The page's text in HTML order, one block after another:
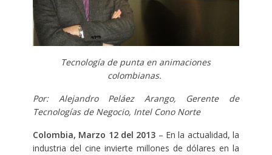
Tecnología de punta en animaciones
colombianas.
Por: Alejandro Peláez Arango, Gerente de
Tecnologías de Negocio, Intel Cono Norte
Colombia, Marzo 12 del 2013 – En la actualidad, la
industria del cine invierte millones de dólares en la